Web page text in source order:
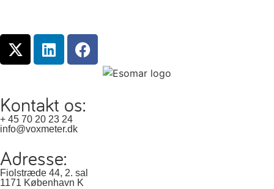
Kontakt os:
+ 45 70 20 23 24
info@voxmeter.dk
Adresse:
Fiolstræde 44, 2. sal
1171 København K